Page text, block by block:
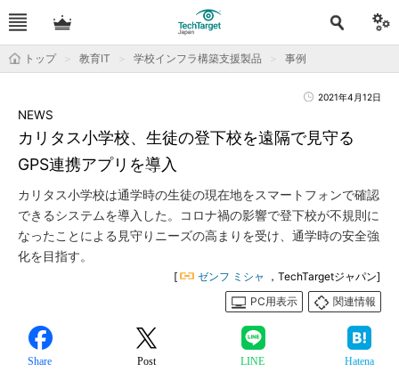
トップ 教育IT 学校インフラ構築支援製品 事例
2021年4月12日
カリタス小学校、生徒の登下校を遠隔で見守る
GPS連携アプリを導入
NEWS
カリタス小学校は通学時の生徒の現在地をスマートフォンで確認
できるシステムを導入した。コロナ禍の影響で登下校が不規則に
なったことによる見守りニーズの高まりを受け、通学時の安全強
化を目指す。
[ ゼンフ ミシャ
，TechTargetジャパン]
PC用表示
関連情報
Share Post LINE Hatena